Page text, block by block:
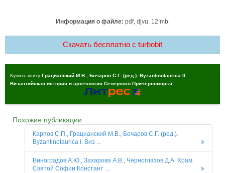
Информация о файле: pdf, djvu, 12 mb.
Скачать бесплатно c turbobit
Купить книгу Грацианский М.В., Бочаров С.Г. (ред.). Byzantinotaurica II.
Византийская история и археология Северного Причерноморья
Похожие публикации
Карпов С.П., Грацианский М.В., Бочаров С.Г. (ред.).
Byzantinotaurica I. Виз ...
Виноградов А.Ю., Захарова А.В., Черноглазов Д.А. Храм
Святой Софии Констант ...